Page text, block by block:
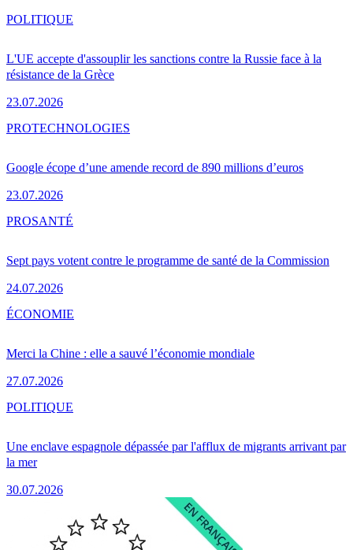
L'UE accepte d'assouplir les sanctions contre la Russie face à la
résistance de la Grèce
23.07.2026
POLITIQUE
Google écope d’une amende record de 890 millions d’euros
23.07.2026
PROTECHNOLOGIES
Sept pays votent contre le programme de santé de la Commission
24.07.2026
PROSANTÉ
Merci la Chine : elle a sauvé l’économie mondiale
27.07.2026
ÉCONOMIE
Une enclave espagnole dépassée par l'afflux de migrants arrivant par
la mer
30.07.2026
POLITIQUE